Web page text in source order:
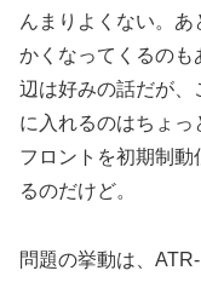
んまりよくない。
かくなってくるのも
辺は好みの話だが、
に入れるのはちょ
フロントを初期制
るのだけど。
問題の挙動は、